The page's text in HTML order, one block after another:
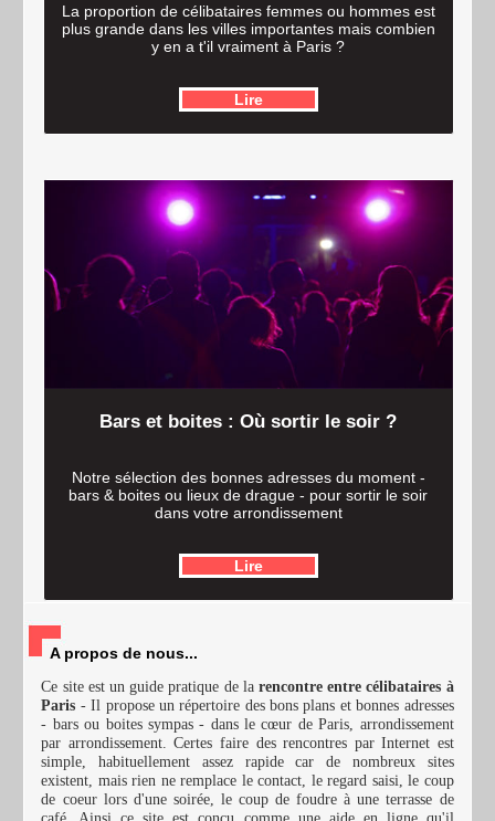
La proportion de célibataires femmes ou hommes est
plus grande dans les villes importantes mais combien
y en a t'il vraiment à Paris ?
Lire
Bars et boites : Où sortir le soir ?
Notre sélection des bonnes adresses du moment -
bars & boites ou lieux de drague - pour sortir le soir
dans votre arrondissement
Lire
A propos de nous...
Ce site est un guide pratique de la rencontre entre célibataires à
Paris - Il propose un répertoire des bons plans et bonnes adresses
- bars ou boites sympas - dans le cœur de Paris, arrondissement
par arrondissement. Certes faire des rencontres par Internet est
simple, habituellement assez rapide car de nombreux sites
existent, mais rien ne remplace le contact, le regard saisi, le coup
de coeur lors d'une soirée, le coup de foudre à une terrasse de